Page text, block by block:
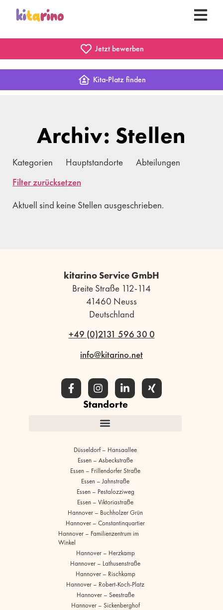
Jetzt bewerben
Kita-Platz finden
Archiv: Stellen
Kategorien Hauptstandorte
Abteilungen
Filter zurücksetzen
Aktuell sind keine Stellen ausgeschrieben.
kitarino Service GmbH
Breite Straße 112-114
41460 Neuss
Deutschland
+49 (0)2131 596 30 0
info@kitarino.net
Standorte
Düsseldorf – Hansaallee
Essen – Asbeckstraße
Essen – Frillendorfer Straße
Essen – Jahnstraße
Essen – Pestalozziweg
Essen – Viktoriastraße
Hannover – Buchholzer Grün
Hannover – Constantinquartier
Hannover – Familienzentrum im
Winkel
Hannover – Herzkamp
Hannover – Lathusenstraße
Hannover – Rischkamp
Hannover – Robert-Koch-Platz
Hannover – Seestraße
Hannover – Sickenberghof